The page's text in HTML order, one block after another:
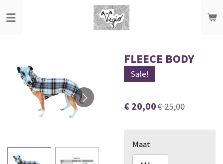
direct
FLEECE BODY
Sale!
€ 20,00€ 25,00
Maat